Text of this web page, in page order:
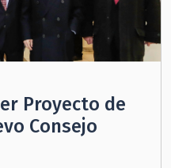
Proyecto de
Consejo